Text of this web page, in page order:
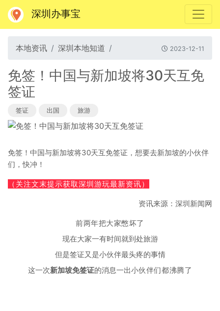
深圳办事宝
本地资讯 深圳本地知道 2023-12-11
免签！中国与新加坡将30天互免
签证
签证 出国 旅游
免签！中国与新加坡将30天互免签证，想要去新加坡的小伙伴
们，快冲！
（关注文末提示获取深圳游玩最新资讯）
资讯来源：深圳新闻网
前两年把大家憋坏了
现在大家一有时间就到处旅游
但是签证又是小伙伴最头疼的事情
这一次新加坡免签证的消息一出小伙伴们都沸腾了